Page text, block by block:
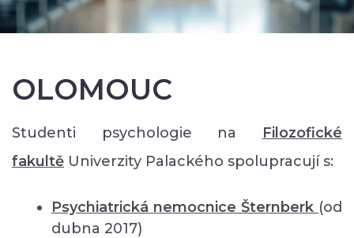
OLOMOUC
Studenti psychologie na Filozofické
faku ltě Univerzity Palackého spolupracují s:
Psychiatrická nemocnice Šternberk (od
dubna 2017)